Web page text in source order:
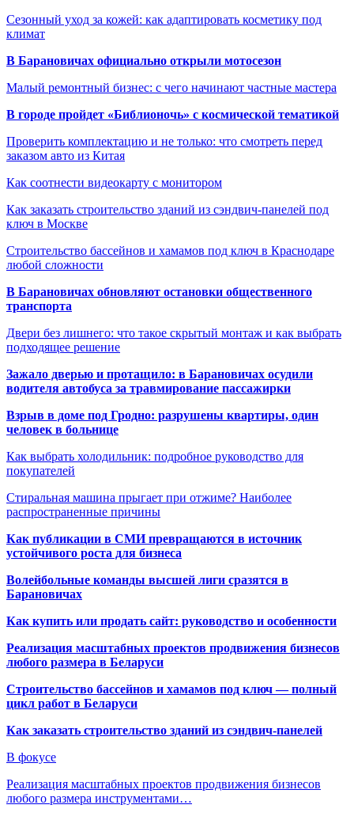
Сезонный уход за кожей: как адаптировать косметику под
климат
В Барановичах официально открыли мотосезон
Малый ремонтный бизнес: с чего начинают частные мастера
В городе пройдет «Библионочь» с космической тематикой
Проверить комплектацию и не только: что смотреть перед
заказом авто из Китая
Как соотнести видеокарту с монитором
Как заказать строительство зданий из сэндвич-панелей под
ключ в Москве
Строительство бассейнов и хамамов под ключ в Краснодаре
любой сложности
В Барановичах обновляют остановки общественного
транспорта
Двери без лишнего: что такое скрытый монтаж и как выбрать
подходящее решение
Зажало дверью и протащило: в Барановичах осудили
водителя автобуса за травмирование пассажирки
Взрыв в доме под Гродно: разрушены квартиры, один
человек в больнице
Как выбрать холодильник: подробное руководство для
покупателей
Стиральная машина прыгает при отжиме? Наиболее
распространенные причины
Как публикации в СМИ превращаются в источник
устойчивого роста для бизнеса
Волейбольные команды высшей лиги сразятся в
Барановичах
Как купить или продать сайт: руководство и особенности
Реализация масштабных проектов продвижения бизнесов
любого размера в Беларуси
Строительство бассейнов и хамамов под ключ — полный
цикл работ в Беларуси
Как заказать строительство зданий из сэндвич-панелей
В фокусе
Реализация масштабных проектов продвижения бизнесов
любого размера инструментами…